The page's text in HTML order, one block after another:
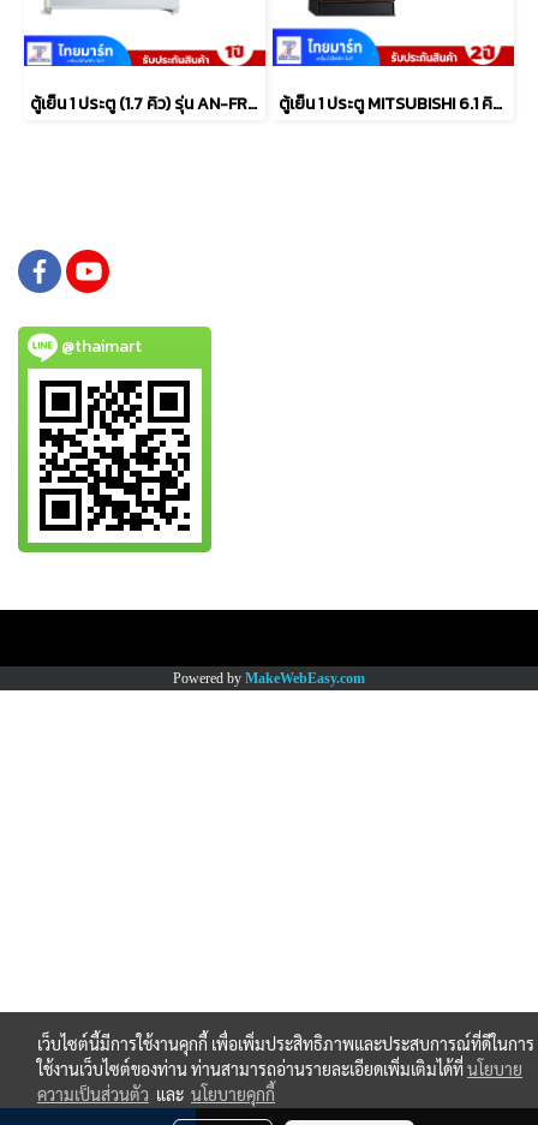
ตู้เย็น 1 ประตู (1.7 คิว) รุ่น AN-FR468 ตู้เย็น 1 ประตู MITSUBISHI 6.1 คิว รุ่น MR-18TJA/BR
@thaimart
Powered by MakeWebEasy.com
เว็บไซต์นี้มีการใช้งานคุกกี้ เพื่อเพิ่มประสิทธิภาพและประสบการณ์ที่ดีในการ
ใช้งานเว็บไซต์ของท่าน ท่านสามารถอ่านรายละเอียดเพิ่มเติมได้ที่นโยบาย
ความเป็นส่วนตัว และ นโยบายคุกกี้